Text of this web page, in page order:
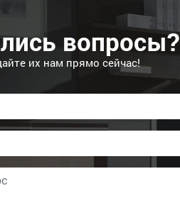
вопросы?
их нам прямо сейчас!